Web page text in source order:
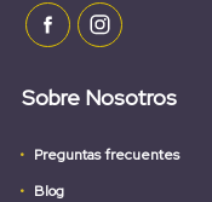
Sobre Nosotros
Preguntas frecuentes
Blog